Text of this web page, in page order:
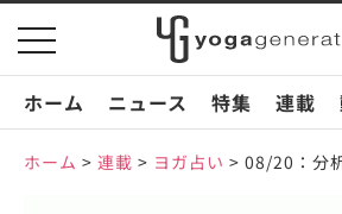
toggle
navigation
ホーム
ニュース 特集 連載
ホーム > 連載 > ヨガ占い > 08/20：分